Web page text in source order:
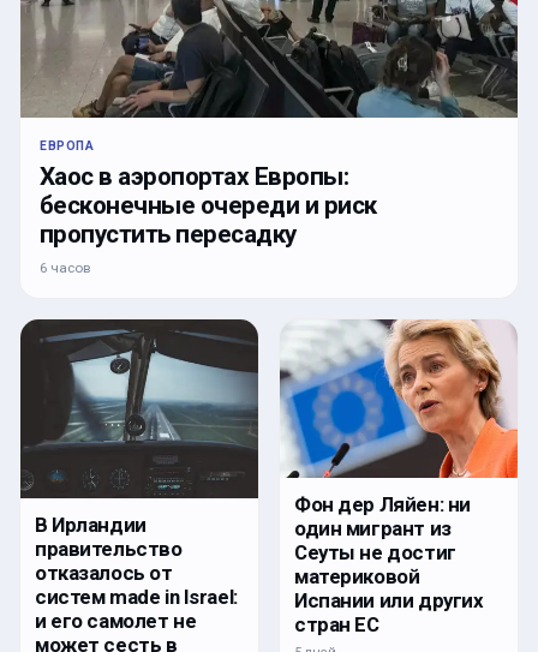
ЕВРОПА
Хаос в аэропортах Европы:
бесконечные очереди и риск
пропустить пересадку
6 часов
В Ирландии
правительство
отказалось от
систем made in Israel:
и его самолет не
может сесть в
Фон дер Ляйен: ни
один мигрант из
Сеуты не достиг
материковой
Испании или других
стран ЕС